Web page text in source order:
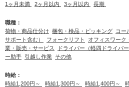
1ヶ月未満
2ヶ月以内 3ヶ月以内 長期
職種：
荷物・商品仕分け 梱包・検品・ピッキング コー
サポート含む）
フォークリフト オフィスワーク
業・販売・サービス
ドライバー（軽四ドライバー
ー助手 引越し作業 その他
時給：
時給1,200円～
時給1,300円～ 時給1,400円～